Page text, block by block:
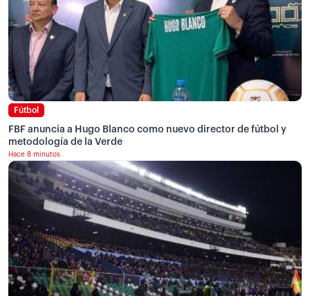
Fútbol
FBF anuncia a Hugo Blanco como nuevo director de fútbol y
metodología de la Verde
Hace 8 minutos